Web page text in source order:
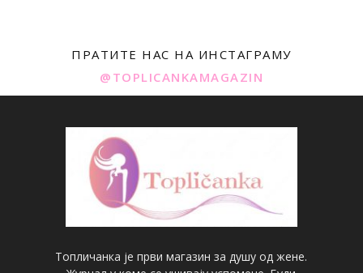
ПРАТИТЕ НАС НА ИНСТАГРАМУ
@TOPLICANKAMAGAZIN
Топличанка је први магазин за душу од жене.